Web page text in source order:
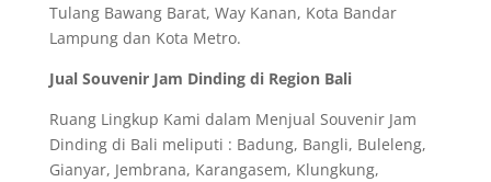
Tulang Bawang Barat, Way Kanan, Kota Bandar
Lampung dan Kota Metro.
Jual Souvenir Jam Dinding di Region Bali
Ruang Lingkup Kami dalam Menjual Souvenir Jam
Dinding di Bali meliputi : Badung, Bangli, Buleleng,
Gianyar, Jembrana, Karangasem, Klungkung,